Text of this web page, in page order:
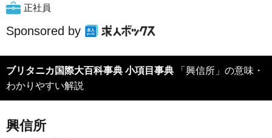
正社員
Sponsored by
ブリタニカ国際大百科事典 小項目事典 「興信所」の意味・
わかりやすい解説
興信所